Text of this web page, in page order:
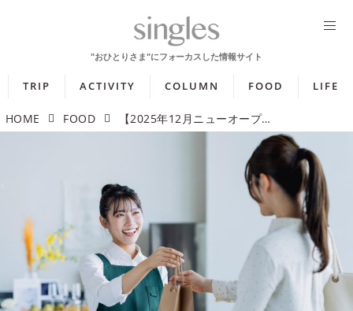
TRIP ACTIVITY COLUMN FOOD LIFE
HOME FOOD 【2025年12月ニューオープン】アメリカ発レストランやカクテルバー併設カフェを紹介